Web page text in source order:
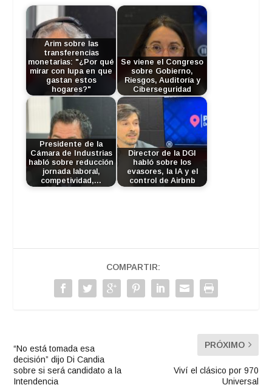
Arim sobre las
transferencias
monetarias: "¿Por qué
mirar con lupa en que
gastan estos
hogares?"
Se viene el Congreso
sobre Gobierno,
Riesgos, Auditoría y
Ciberseguridad
Presidente de la
Cámara de Industrias
habló sobre reducción
jornada laboral,
competividad,…
Director de la DGI
habló sobre los
evasores, la IA y el
control de Airbnb
COMPARTIR:
“No está tomada esa
decisión” dijo Di Candia
sobre si será candidato a la
Intendencia
PRÓXIMO
Viví el clásico por 970
Universal